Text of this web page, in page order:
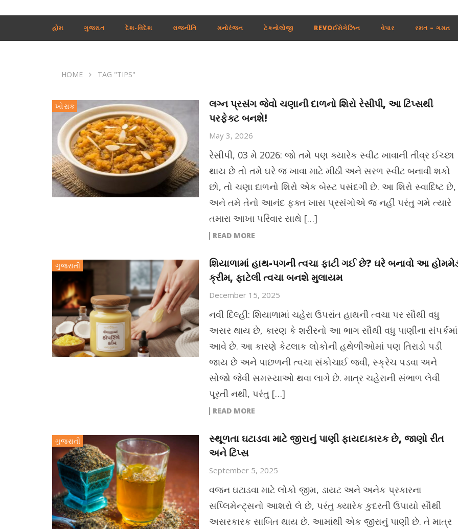
હોમ ગુજરાત દેશ-વિદેશ રાજનીતિ મનોરંજન ટેકનોલોજી REVOઈમેગેઝિન વેપાર રમત – ગમત
HOME TAG "TIPS"
ખોરાક
લગ્ન પ્રસંગ જેવો ચણાની દાળનો શિરો રેસીપી, આ ટિપ્સથી
પરફેક્ટ બનશે!
May 3, 2026
રેસીપી, 03 મે 2026: જો તમે પણ ક્યારેક સ્વીટ ખાવાની તીવ્ર ઈચ્છા
થાય છે તો તમે ઘરે જ ખાવા માટે મીઠી અને સરળ સ્વીટ બનાવી શકો
છો, તો ચણા દાળનો શિરો એક બેસ્ટ પસંદગી છે. આ શિરો સ્વાદિષ્ટ છે,
અને તમે તેનો આનંદ ફક્ત ખાસ પ્રસંગોએ જ નહીં પરંતુ ગમે ત્યારે
તમારા આખા પરિવાર સાથે […]
READ MORE
ગુજરાતી
શિયાળામાં હાથ-પગની ત્વચા ફાટી ગઈ છે? ઘરે બનાવો આ
ક્રીમ, ફાટેલી ત્વચા બનશે મુલાયમ
December 15, 2025
નવી દિલ્હી: શિયાળામાં ચહેરા ઉપરાંત હાથની ત્વચા પર સૌથી વધુ
અસર થાય છે, કારણ કે શરીરનો આ ભાગ સૌથી વધુ પાણીના સંપર્કમાં
આવે છે. આ કારણે કેટલાક લોકોની હથેળીઓમાં પણ તિરાડો પડી
જાય છે અને પાછળની ત્વચા સંકોચાઈ જવી, સ્ક્રેચ પડવા અને
સોજો જેવી સમસ્યાઓ થવા લાગે છે. માત્ર ચહેરાની સંભાળ લેવી
પૂરતી નથી, પરંતુ […]
READ MORE
ગુજરાતી
સ્થૂળતા ઘટાડવા માટે જીરાનું પાણી ફાયદાકારક છે, જાણો રીત
અને ટિપ્સ
September 5, 2025
વજન ઘટાડવા માટે લોકો જીમ, ડાયટ અને અનેક પ્રકારના
સપ્લિમેન્ટ્સનો આશરો લે છે, પરંતુ ક્યારેક કુદરતી ઉપાયો સૌથી
અસરકારક સાબિત થાય છે. આમાંથી એક જીરાનું પાણી છે. તે માત્ર